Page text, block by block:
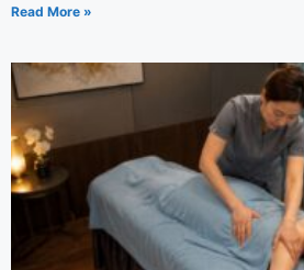
Read More »